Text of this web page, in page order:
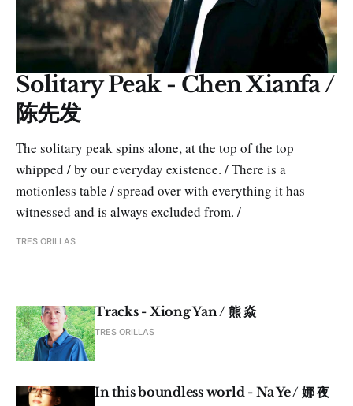
Solitary Peak - Chen Xianfa /
陈先发
The solitary peak spins alone, at the top of the top
whipped / by our everyday existence. / There is a
motionless table / spread over with everything it has
witnessed and is always excluded from. /
TRES ORILLAS
Tracks - Xiong Yan / 熊 焱
TRES ORILLAS
In this boundless world - Na Ye / 娜 夜